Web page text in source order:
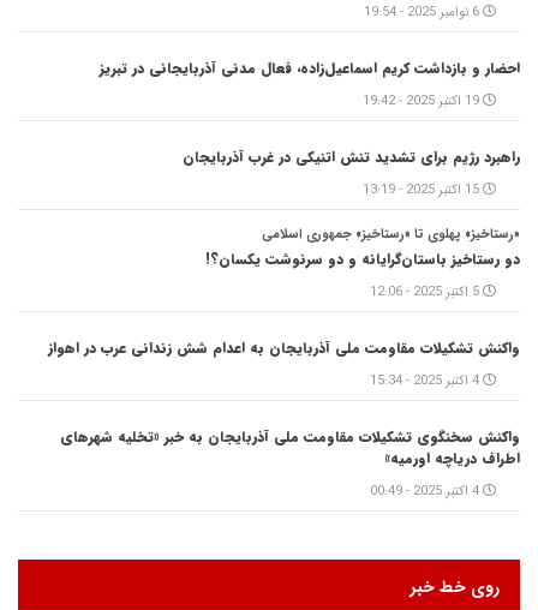
6 نوامبر 2025 - 19:54
احضار و بازداشت کریم اسماعیل‌زاده، فعال مدنی آذربایجانی در تبریز
19 اکتبر 2025 - 19:42
راهبرد رژیم برای تشدید تنش اتنیکی در غرب آذربایجان
15 اکتبر 2025 - 13:19
«رستاخیز» پهلوی تا «رستاخیز» جمهوری اسلامی
دو رستاخیز باستان‌گرایانه و دو سرنوشت یکسان؟!
5 اکتبر 2025 - 12:06
واکنش تشکیلات مقاومت ملی آذربایجان به اعدام شش زندانی عرب در اهواز
4 اکتبر 2025 - 15:34
واکنش سخنگوی تشکیلات مقاومت ملی آذربایجان به خبر «تخلیه شهرهای
اطراف دریاچه اورمیه»
4 اکتبر 2025 - 00:49
روی خط خبر